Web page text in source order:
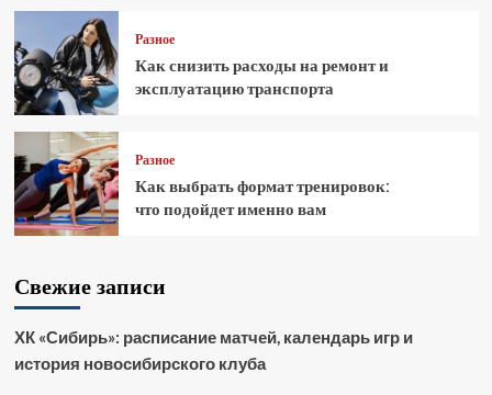
Разное
Как снизить расходы на ремонт и
эксплуатацию транспорта
Разное
Как выбрать формат тренировок:
что подойдет именно вам
Свежие записи
ХК «Сибирь»: расписание матчей, календарь игр и
история новосибирского клуба